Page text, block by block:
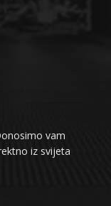
vam
iz svijeta